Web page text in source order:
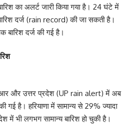
का अलर्ट जारी किया गया है। 24 घंटे में
दर्ज (rain record) की जा सकती है।
दर्ज की गई है।
और उत्तर प्रदेश (UP rain alert) में अब
गई है। हरियाणा में सामान्य से 29% ज्यादा
में भी लगभग सामान्य बारिश हो चुकी है।